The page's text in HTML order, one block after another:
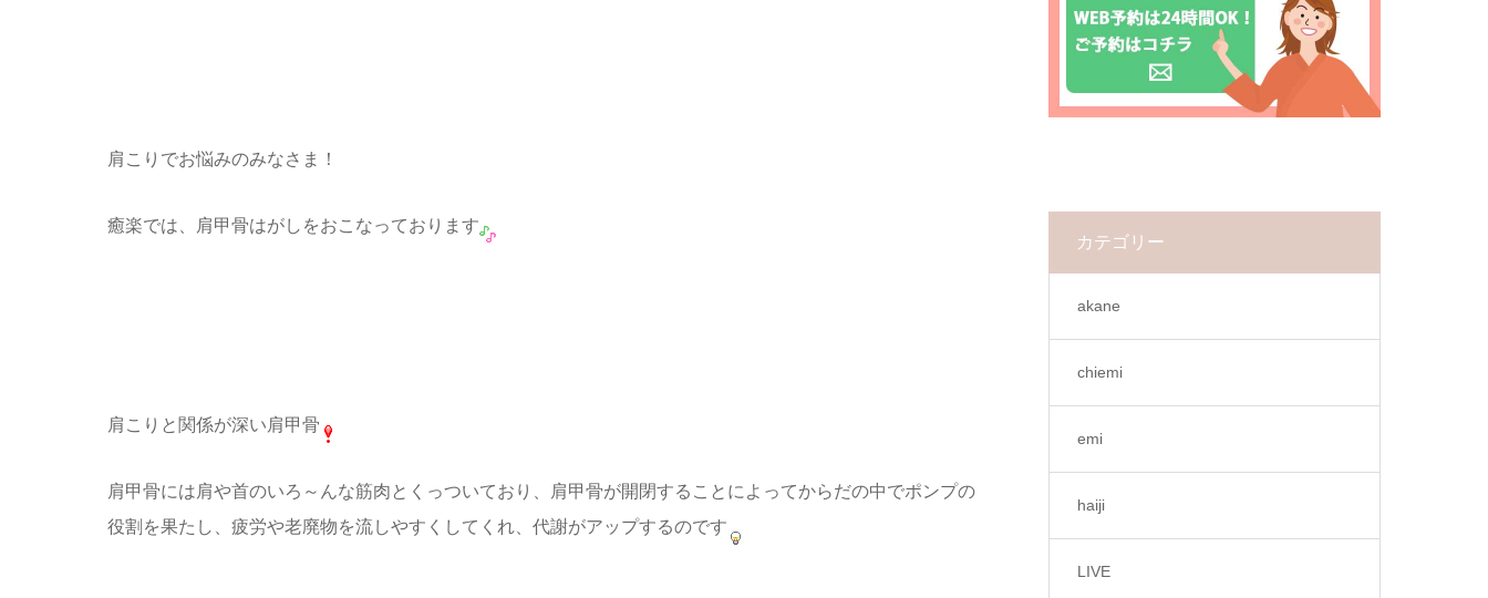
肩こりでお悩みのみなさま！
癒楽では、肩甲骨はがしをおこなっております
肩こりと関係が深い肩甲骨
肩甲骨には肩や首のいろ～んな筋肉とくっついており、肩甲骨が開閉することによってからだの中でポンプの
役割を果たし、疲労や老廃物を流しやすくしてくれ、代謝がアップするのです
カテゴリー
akane
chiemi
emi
haiji
LIVE